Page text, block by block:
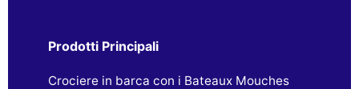
Prodotti Principali
Crociere in barca con i Bateaux Mouches